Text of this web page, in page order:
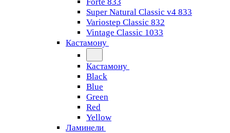
Super Natural Classic v4 833
Variostep Classic 832
Vintage Classic 1033
Кастамону
Кастамону
Black
Blue
Green
Red
Yellow
Ламинели